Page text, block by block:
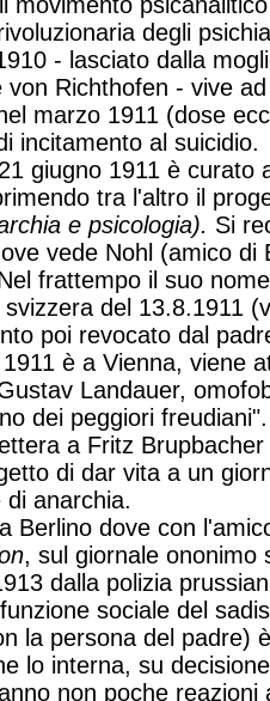
degli
- lasciato dalla
von Richthofen - vive
marzo 1911 (dose
incitamento al suicidio.
giugno 1911 è curato
tra l'altro il
e psicologia). Si
vede Nohl (amico
frattempo il suo
del 13.8.1911
poi revocato dal
è a Vienna, viene
Landauer,
dei peggiori
a Fritz
di dar vita a un
di anarchia.
Berlino dove con
, sul giornale ononimo
dalla polizia
sociale del
la persona del padre)
lo interna, su
non poche